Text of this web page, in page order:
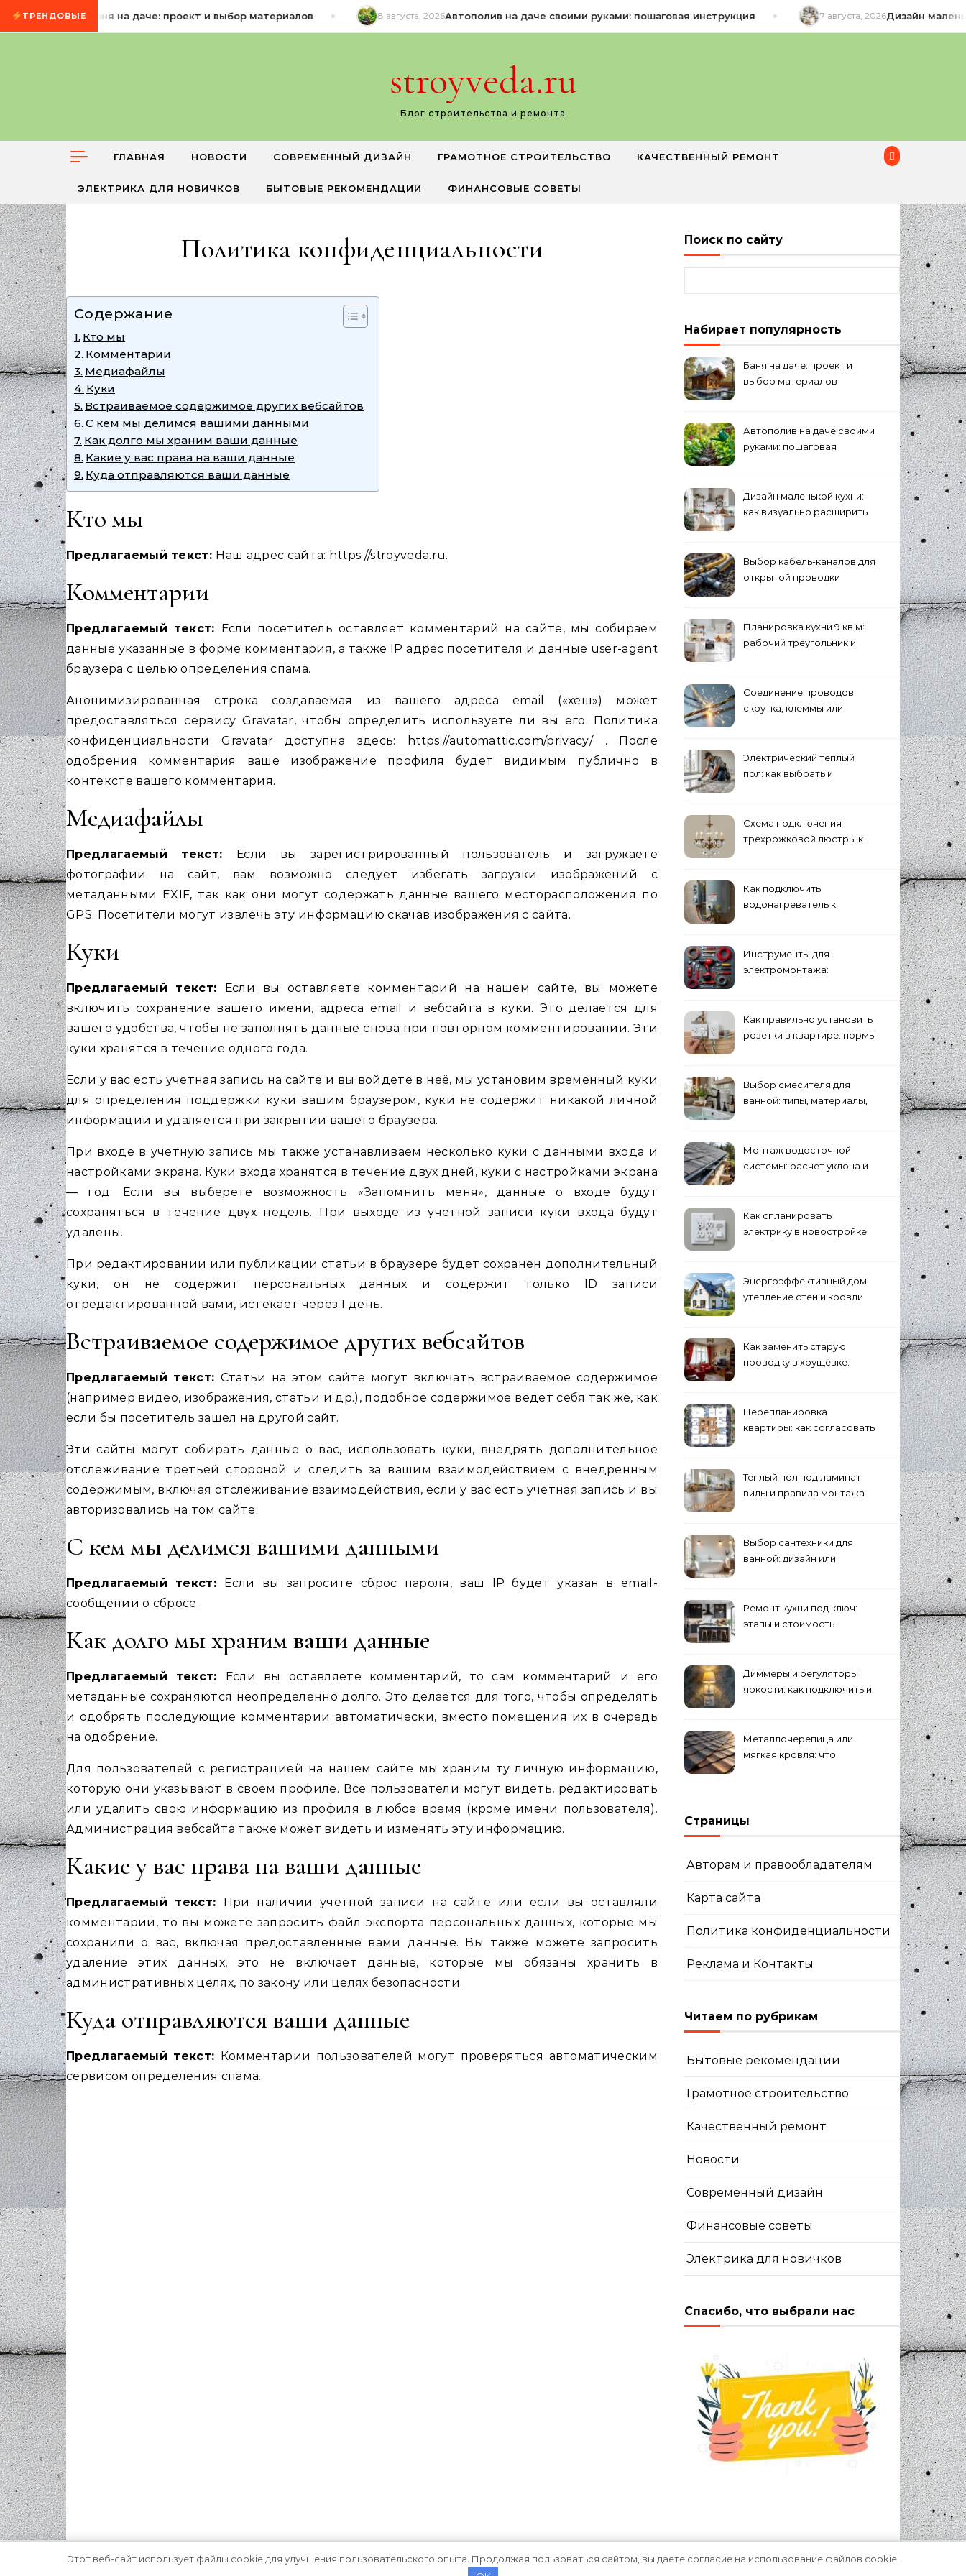
Промотать к содержимому
ТРЕНДОВЫЕ
8 августа, 2026Баня на даче: проект и выбор материалов 8 августа, 2026Автополив на даче своими руками: пошаговая инструкция 7 августа, 2026Дизайн
stroyveda.ru
Блог строительства и ремонта
ГЛАВНАЯ НОВОСТИ СОВРЕМЕННЫЙ ДИЗАЙН ГРАМОТНОЕ СТРОИТЕЛЬСТВО КАЧЕСТВЕННЫЙ РЕМОНТ
ЭЛЕКТРИКА ДЛЯ НОВИЧКОВ БЫТОВЫЕ РЕКОМЕНДАЦИИ ФИНАНСОВЫЕ СОВЕТЫ
Политика конфиденциальности
Содержание
Кто мы
Комментарии
Медиафайлы
Куки
Встраиваемое содержимое других вебсайтов
С кем мы делимся вашими данными
Как долго мы храним ваши данные
Какие у вас права на ваши данные
Куда отправляются ваши данные
Кто мы
Предлагаемый текст: Наш адрес сайта: https://stroyveda.ru.
Комментарии
Предлагаемый текст: Если посетитель оставляет комментарий на сайте, мы собираем
данные указанные в форме комментария, а также IP адрес посетителя и данные user-agent
браузера с целью определения спама.
Анонимизированная строка создаваемая из вашего адреса email («хеш») может
предоставляться сервису Gravatar, чтобы определить используете ли вы его. Политика
конфиденциальности Gravatar доступна здесь: https://automattic.com/privacy/ . После
одобрения комментария ваше изображение профиля будет видимым публично в
контексте вашего комментария.
Медиафайлы
Предлагаемый текст: Если вы зарегистрированный пользователь и загружаете
фотографии на сайт, вам возможно следует избегать загрузки изображений с
метаданными EXIF, так как они могут содержать данные вашего месторасположения по
GPS. Посетители могут извлечь эту информацию скачав изображения с сайта.
Куки
Предлагаемый текст: Если вы оставляете комментарий на нашем сайте, вы можете
включить сохранение вашего имени, адреса email и вебсайта в куки. Это делается для
вашего удобства, чтобы не заполнять данные снова при повторном комментировании. Эти
куки хранятся в течение одного года.
Если у вас есть учетная запись на сайте и вы войдете в неё, мы установим временный куки
для определения поддержки куки вашим браузером, куки не содержит никакой личной
информации и удаляется при закрытии вашего браузера.
При входе в учетную запись мы также устанавливаем несколько куки с данными входа и
настройками экрана. Куки входа хранятся в течение двух дней, куки с настройками экрана
— год. Если вы выберете возможность «Запомнить меня», данные о входе будут
сохраняться в течение двух недель. При выходе из учетной записи куки входа будут
удалены.
При редактировании или публикации статьи в браузере будет сохранен дополнительный
куки, он не содержит персональных данных и содержит только ID записи
отредактированной вами, истекает через 1 день.
Встраиваемое содержимое других вебсайтов
Предлагаемый текст: Статьи на этом сайте могут включать встраиваемое содержимое
(например видео, изображения, статьи и др.), подобное содержимое ведет себя так же, как
если бы посетитель зашел на другой сайт.
Эти сайты могут собирать данные о вас, использовать куки, внедрять дополнительное
отслеживание третьей стороной и следить за вашим взаимодействием с внедренным
содержимым, включая отслеживание взаимодействия, если у вас есть учетная запись и вы
авторизовались на том сайте.
С кем мы делимся вашими данными
Предлагаемый текст: Если вы запросите сброс пароля, ваш IP будет указан в email-
сообщении о сбросе.
Как долго мы храним ваши данные
Предлагаемый текст: Если вы оставляете комментарий, то сам комментарий и его
метаданные сохраняются неопределенно долго. Это делается для того, чтобы определять
и одобрять последующие комментарии автоматически, вместо помещения их в очередь
на одобрение.
Для пользователей с регистрацией на нашем сайте мы храним ту личную информацию,
которую они указывают в своем профиле. Все пользователи могут видеть, редактировать
или удалить свою информацию из профиля в любое время (кроме имени пользователя).
Администрация вебсайта также может видеть и изменять эту информацию.
Какие у вас права на ваши данные
Предлагаемый текст: При наличии учетной записи на сайте или если вы оставляли
комментарии, то вы можете запросить файл экспорта персональных данных, которые мы
сохранили о вас, включая предоставленные вами данные. Вы также можете запросить
удаление этих данных, это не включает данные, которые мы обязаны хранить в
административных целях, по закону или целях безопасности.
Куда отправляются ваши данные
Предлагаемый текст: Комментарии пользователей могут проверяться автоматическим
сервисом определения спама.
Поиск по сайту
Набирает популярность
Баня на даче: проект и
выбор материалов
Автополив на даче своими
руками: пошаговая
Дизайн маленькой кухни:
как визуально расширить
Выбор кабель-каналов для
открытой проводки
Планировка кухни 9 кв.м:
рабочий треугольник и
Соединение проводов:
скрутка, клеммы или
Электрический теплый
пол: как выбрать и
Схема подключения
трехрожковой люстры к
Как подключить
водонагреватель к
Инструменты для
электромонтажа:
Как правильно установить
розетки в квартире: нормы
Выбор смесителя для
ванной: типы, материалы,
Монтаж водосточной
системы: расчет уклона и
Как спланировать
электрику в новостройке:
Энергоэффективный дом:
утепление стен и кровли
Как заменить старую
проводку в хрущёвке:
Перепланировка
квартиры: как согласовать
Теплый пол под ламинат:
виды и правила монтажа
Выбор сантехники для
ванной: дизайн или
Ремонт кухни под ключ:
этапы и стоимость
Диммеры и регуляторы
яркости: как подключить и
Металлочерепица или
мягкая кровля: что
Страницы
Авторам и правообладателям
Карта сайта
Политика конфиденциальности
Реклама и Контакты
Читаем по рубрикам
Бытовые рекомендации
Грамотное строительство
Качественный ремонт
Новости
Современный дизайн
Финансовые советы
Электрика для новичков
Спасибо, что выбрали нас
Optima Themes
Этот веб-сайт использует файлы cookie для улучшения пользовательского опыта. Продолжая пользоваться сайтом, вы даете согласие на использование файлов cookie.